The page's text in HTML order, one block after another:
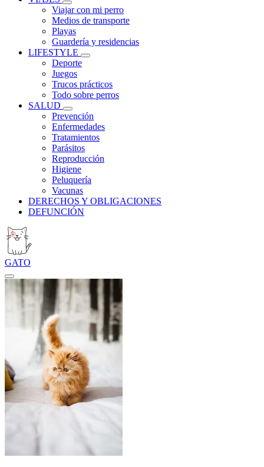
Viajar con mi perro
Medios de transporte
Playas
Guardería y residencias
LIFESTYLE
Deporte
Juegos
Trucos prácticos
Todo sobre perros
SALUD
Prevención
Enfermedades
Tratamientos
Parásitos
Reproducción
Higiene
Peluquería
Vacunas
DERECHOS Y OBLIGACIONES
DEFUNCIÓN
GATO